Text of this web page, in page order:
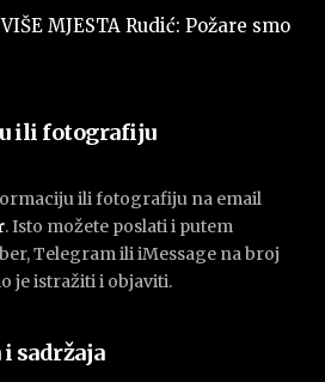
VIŠE MJESTA Rudić: Požare smo
ili fotografiju
ili fotografiju na email
. Isto možete poslati i putem
Telegram ili iMessage na broj
je istražiti i objaviti.
sadržaja